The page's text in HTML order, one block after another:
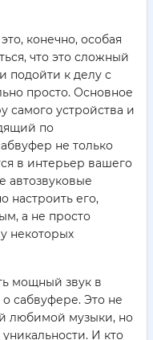
конечно, особая
что это сложный
подойти к делу с
просто. Основное
самого устройства и
по
не только
в интерьер вашего
автозвуковые
настроить его,
а не просто
некоторых
мощный звук в
о сабвуфере. Это не
любимой музыки, но
И кто